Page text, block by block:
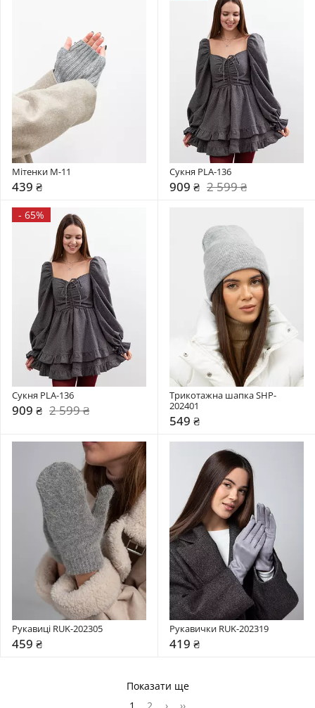
Мітенки M-11
439 ₴
Сукня PLA-136
909 ₴ 2 599 ₴
- 65%
Сукня PLA-136
909 ₴ 2 599 ₴
Трикотажна шапка SHP-
202401
549 ₴
Рукавиці RUK-202305
459 ₴
Рукавички RUK-202319
419 ₴
Показати ще